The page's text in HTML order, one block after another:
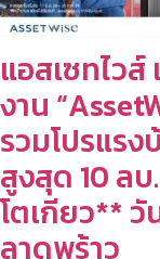
แอสเซทไว
งาน
รวมโปรแร
สูงสุด 10 ล
โตเกียว** วั
ลาดพร้าว